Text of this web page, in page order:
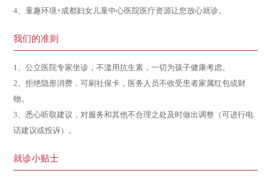
4、童趣环境+成都妇女儿童中心医院医疗资源让您放心就诊。
我们的准则
1、公立医院专家坐诊，不滥用抗生素，一切为孩子健康考虑。
2、拒绝隐形消费，可刷社保卡，医务人员不收受患者家属红包或财
物。
3、悉心听取建议，对服务和其他不合理之处及时做出调整（可进行电
话建议或投诉）。
就诊小贴士